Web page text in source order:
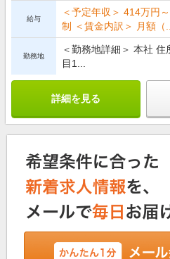
給与
＜予定年収＞ 414万円
制 ＜賃金内訳＞ 月額（...
勤務地
＜勤務地詳細＞ 本社
目1...
詳細を見る